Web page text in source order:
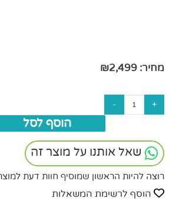
מחיר: ₪2,499
הוסף לסל
שאל אותנו על מוצר זה
רוצה להיות הראשון שמוסיף חוות דעת
הוסף לרשימת המשאלות